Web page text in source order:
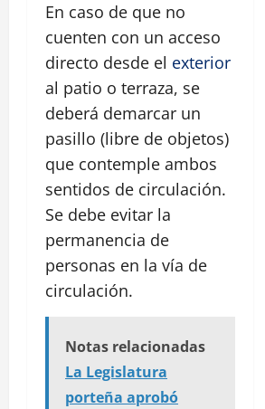
En caso de que no
cuenten con un acceso
directo desde el exterior
al patio o terraza, se
deberá demarcar un
pasillo (libre de objetos)
que contemple ambos
sentidos de circulación.
Se debe evitar la
permanencia de
personas en la vía de
circulación.
Notas relacionadas
La Legislatura
porteña aprobó